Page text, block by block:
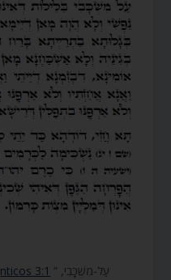
nticos 3:1 “ עַל-מִשְׁכָּבִי,